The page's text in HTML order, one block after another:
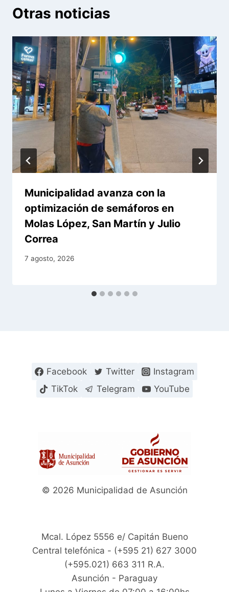
Otras noticias
Municipalidad avanza con la
optimización de semáforos en
Molas López, San Martín y Julio
Correa
7 agosto, 2026
Facebook Twitter
Instagram
TikTok
Telegram YouTube
© 2026 Municipalidad de Asunción
Mcal. López 5556 e/ Capitán Bueno
Central telefónica - (+595 21) 627 3000
(+595.021) 663 311 R.A.
Asunción - Paraguay